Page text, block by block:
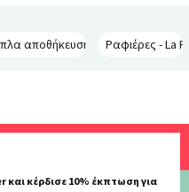
Interieurs
αποθήκευσης - La Redoute
Ραφιέρες - La
κέρδισε 10% έκπτωση για